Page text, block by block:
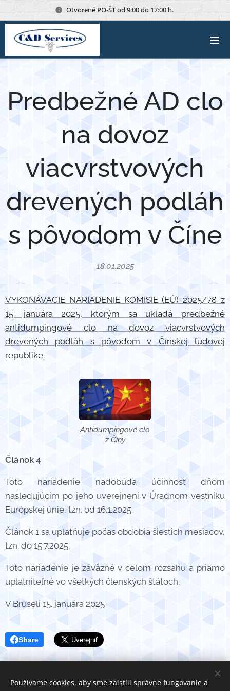
Otvorené PO-ŠT od 9:00 do 17:00 h.
Predbežné AD clo
na dovoz
viacvrstvových
drevených podláh
s pôvodom v Číne
18.01.2025
VYKONÁVACIE NARIADENIE KOMISIE (EÚ) 2025/78 z
15. januára 2025, ktorým sa ukladá predbežné
antidumpingové clo na dovoz viacvrstvových
drevených podláh s pôvodom v Čínskej ľudovej
republike.
Antidumpingové clo
z Číny
Článok 4
Toto nariadenie nadobúda účinnosť dňom
nasledujúcim po jeho uverejnení v Úradnom vestníku
Európskej únie, tzn. od 16.1.2025.
Článok 1 sa uplatňuje počas obdobia šiestich mesiacov,
tzn. do 15.7.2025.
Toto nariadenie je záväzné v celom rozsahu a priamo
uplatniteľné vo všetkých členských štátoch.
V Bruseli 15. januára 2025
Share
Používame cookies, aby sme zaistili správne fungovanie a